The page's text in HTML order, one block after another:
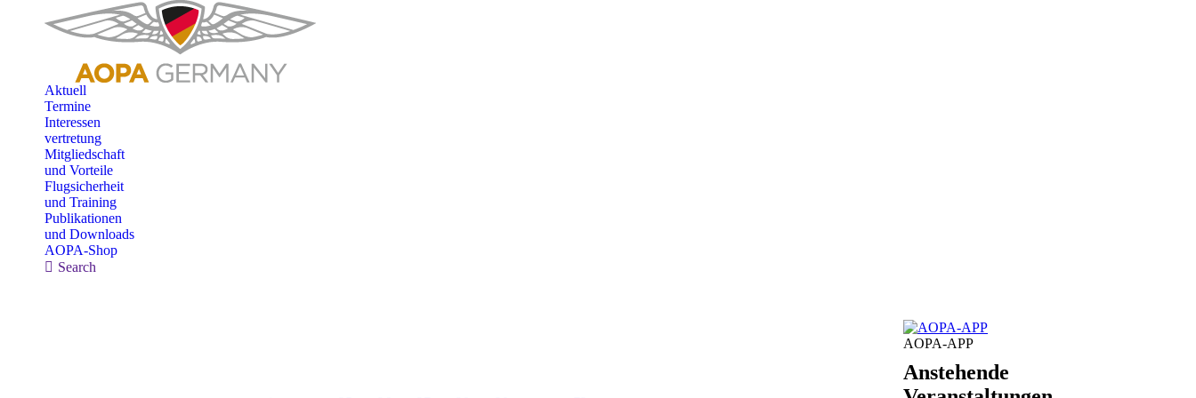
Aktuell
Termine
Interessen
vertretung
Mitgliedschaft
und Vorteile
Flugsicherheit
und Training
Publikationen
und Downloads
AOPA-Shop
Search:
Search
AOPA-APP
Anstehende